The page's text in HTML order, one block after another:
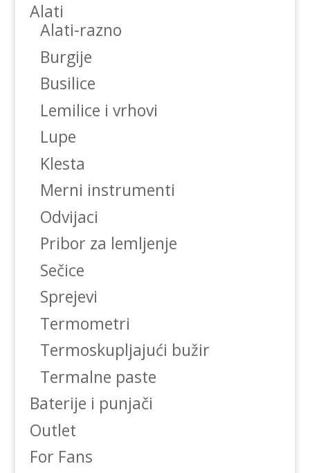
Alati
Alati-razno
Burgije
Busilice
Lemilice i vrhovi
Lupe
Klesta
Merni instrumenti
Odvijaci
Pribor za lemljenje
Sečice
Sprejevi
Termometri
Termoskupljajući bužir
Termalne paste
Baterije i punjači
Outlet
For Fans